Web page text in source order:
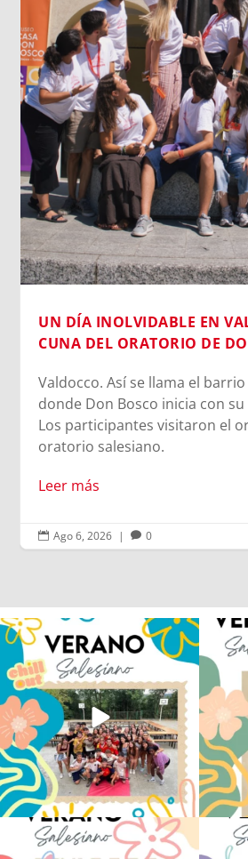
UN DÍA INOLVIDABLE EN
CUNA DEL ORATORIO DE
Valdocco. Así se llama el
donde Don Bosco inicia con
Los participantes visitaron el
oratorio salesiano.
Leer más
 Ago 6, 2026 |  0
Los alumnos de 6º de Primaria, 1º y 2º
de la ESO...
146 2
La
No hay verano sin que sea Salesiano ❤️
💫 en Luz 4
...